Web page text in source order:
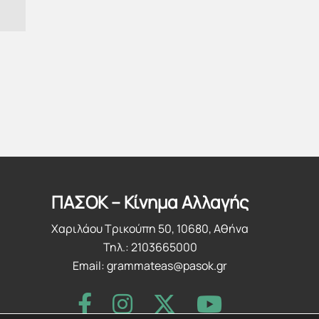
ΠΑΣΟΚ – Κίνημα Αλλαγής
Χαριλάου Τρικούπη 50, 10680, Αθήνα
Τηλ.: 2103665000
Email:grammateas@pasok.gr